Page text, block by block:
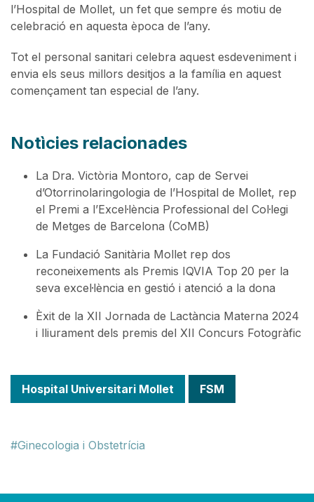
l’Hospital de Mollet, un fet que sempre és motiu de
celebració en aquesta època de l’any.
Tot el personal sanitari celebra aquest esdeveniment i
envia els seus millors desitjos a la família en aquest
començament tan especial de l’any.
Notìcies relacionades
La Dra. Victòria Montoro, cap de Servei
d’Otorrinolaringologia de l’Hospital de Mollet, rep
el Premi a l’Excel·lència Professional del Col·legi
de Metges de Barcelona (CoMB)
La Fundació Sanitària Mollet rep dos
reconeixements als Premis IQVIA Top 20 per la
seva excel·lència en gestió i atenció a la dona
Èxit de la XII Jornada de Lactància Materna 2024
i lliurament dels premis del XII Concurs Fotogràfic
Hospital Universitari Mollet FSM
Ginecologia i Obstetrícia